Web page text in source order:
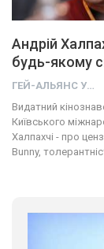
Андрій
будь-якому
ГЕЙ-АЛЬЯНС УКРАИНА
Видатний
Київського
Халпахчі - про
Bunny,